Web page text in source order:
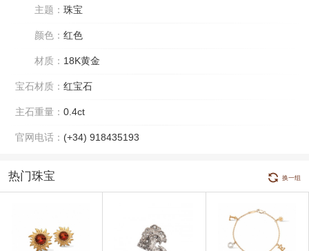
主题： 珠宝
颜色： 红色
材质： 18K黄金
宝石材质： 红宝石
主石重量： 0.4ct
官网电话： (+34) 918435193
热门珠宝 换一组